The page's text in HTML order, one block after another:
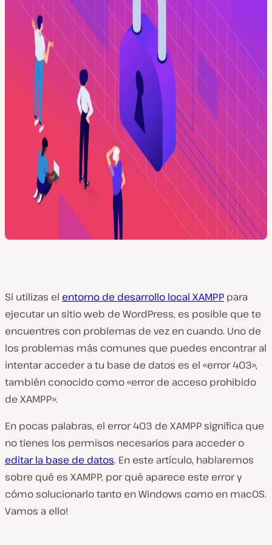
Si utilizas el entorno de desarrollo local XAMPP para
ejecutar un sitio web de WordPress, es posible que te
encuentres con problemas de vez en cuando. Uno de
los problemas más comunes que puedes encontrar al
intentar acceder a tu base de datos es el «error 403»,
también conocido como «error de acceso prohibido
de XAMPP».
En pocas palabras, el error 403 de XAMPP significa que
no tienes los permisos necesarios para acceder o
editar la base de datos. En este artículo, hablaremos
sobre qué es XAMPP, por qué aparece este error y
cómo solucionarlo tanto en Windows como en macOS.
Vamos a ello!